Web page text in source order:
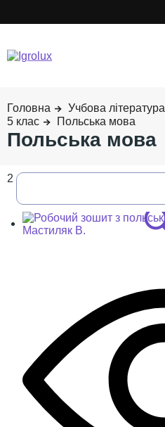
Учбова література
5 клас
Польська мова
Польська мова
2